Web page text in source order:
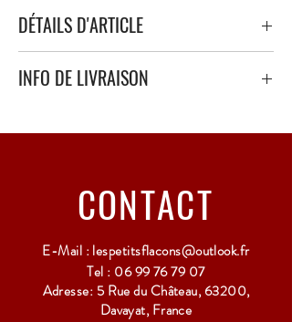
DÉTAILS D'ARTICLE
Liquoreux
INFO DE LIVRAISON
polystyrène.
CONTACT
E-Mail :lespetitsflacons@outlook.fr
Tel : 06 99 76 79 07
Adresse: 5 Rue du Château, 63200,
Davayat, France